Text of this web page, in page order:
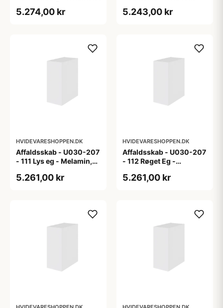
5.274,00 kr 5.243,00 kr
HVIDEVARESHOPPEN.DK
Affaldsskab - U030-207
- 111 Lys eg - Melamin,
5.261,00 kr
HVIDEVARESHOPPEN.DK
Affaldsskab - U030-207
- 112 Røget Eg -
5.261,00 kr